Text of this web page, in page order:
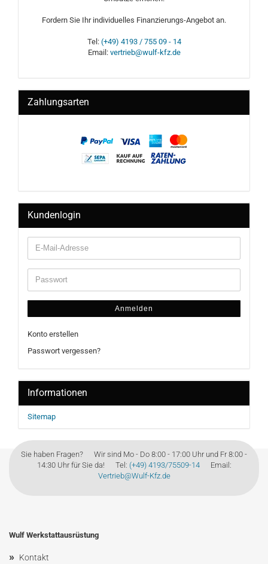
Fordern Sie Ihr individuelles Finanzierungs-Angebot an.
Tel: (+49) 4193 / 755 09 - 14
Email: vertrieb@wulf-kfz.de
Zahlungsarten
Kundenlogin
Anmelden
Konto erstellen
Passwort vergessen?
Informationen
Sitemap
Sie haben Fragen? Wir sind Mo - Do 8:00 - 17:00 Uhr und Fr 8:00 -
14:30 Uhr für Sie da! Tel: (+49) 4193/75509-14Email:
Vertrieb@Wulf-Kfz.de
Wulf Werkstattausrüstung
» Kontakt